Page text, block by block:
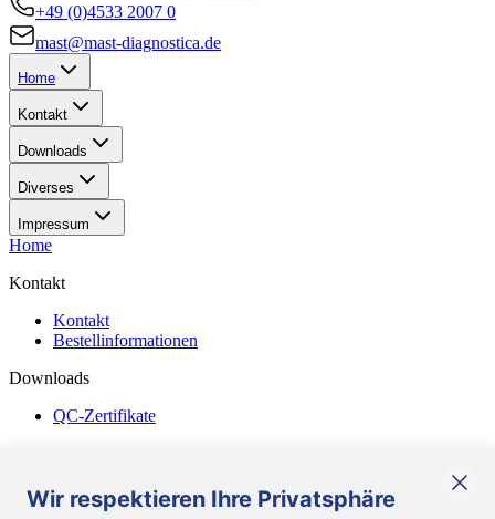
Wir respektieren Ihre Privatsphäre
+49 (0)4533 2007 0
mast@mast-diagnostica.de
Home
Kontakt
Downloads
Diverses
Impressum
Home
Kontakt
Kontakt
Bestellinformationen
Downloads
QC-Zertifikate
Allgemeine Geschäftsbedingungen
Corporate Responsibility